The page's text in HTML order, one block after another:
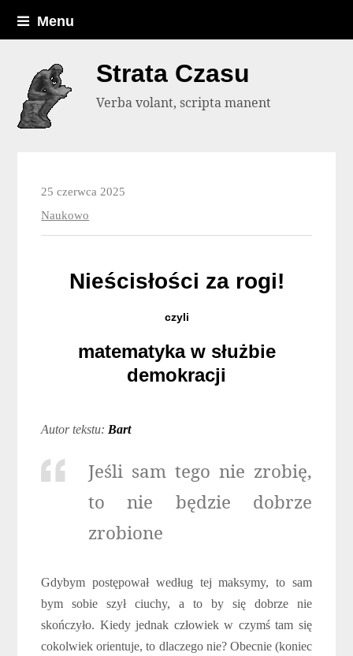
Menu
Strata Czasu
Verba volant, scripta manent
25 czerwca 2025
Naukowo
Nieścisłości za rogi!
czyli
matematyka w służbie
demokracji
Autor tekstu: Bart
Jeśli sam tego nie zrobię,
to nie będzie dobrze
zrobione
Gdybym postępował według tej maksymy, to sam
bym sobie szył ciuchy, a to by się dobrze nie
skończyło. Kiedy jednak człowiek w czymś tam się
cokolwiek orientuje, to dlaczego nie? Obecnie (koniec